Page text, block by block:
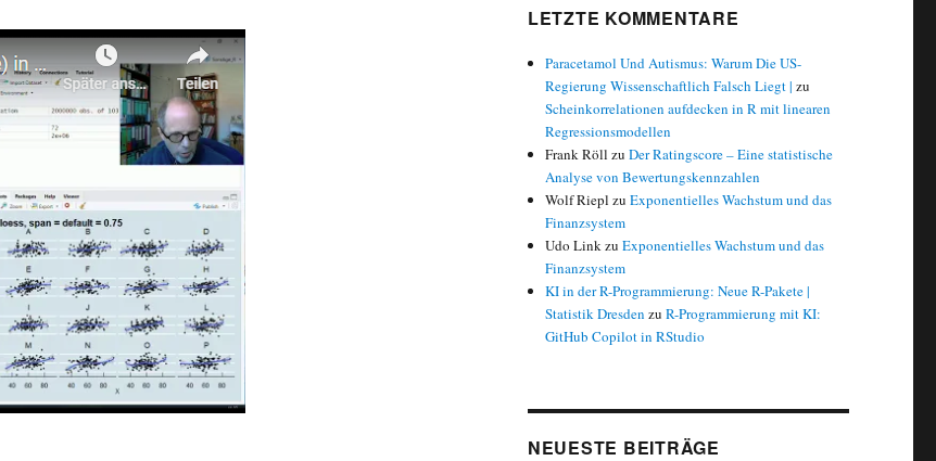
LETZTE KOMMENTARE
Paracetamol Und Autismus: Warum Die US-
Regierung Wissenschaftlich Falsch Liegt | zu
Scheinkorrelationen aufdecken in R mit linearen
Regressionsmodellen
Frank Röll zuDer Ratingscore – Eine statistische
Analyse von Bewertungskennzahlen
Wolf Riepl zuExponentielles Wachstum und das
Finanzsystem
Udo LinkzuExponentielles Wachstum und das
Finanzsystem
KI in der R-Programmierung: Neue R-Pakete |
Statistik Dresden zuR-Programmierung mit KI:
GitHub Copilot in RStudio
NEUESTE BEITRÄGE